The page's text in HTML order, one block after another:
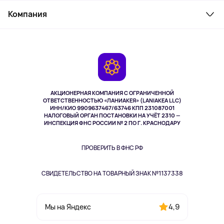
АКЦИОНЕРНАЯ КОМПАНИЯ С ОГРАНИЧЕННОЙ
ОТВЕТСТВЕННОСТЬЮ «ЛАНИАКЕЯ» (LANIAKEA LLC)
ИНН/КИО 9909637467/63746 КПП 231087001
НАЛОГОВЫЙ ОРГАН ПОСТАНОВКИ НА УЧЁТ 2310 —
ИНСПЕКЦИЯ ФНС РОССИИ № 2 ПО Г. КРАСНОДАРУ
ПРОВЕРИТЬ В ФНС РФ
СВИДЕТЕЛЬСТВО НА ТОВАРНЫЙ ЗНАК №1137338
Мы на Яндекс 4,9
Косметика и уход
Здоровье питомцев
Одежда и аксессуары
Как заказать
Компания